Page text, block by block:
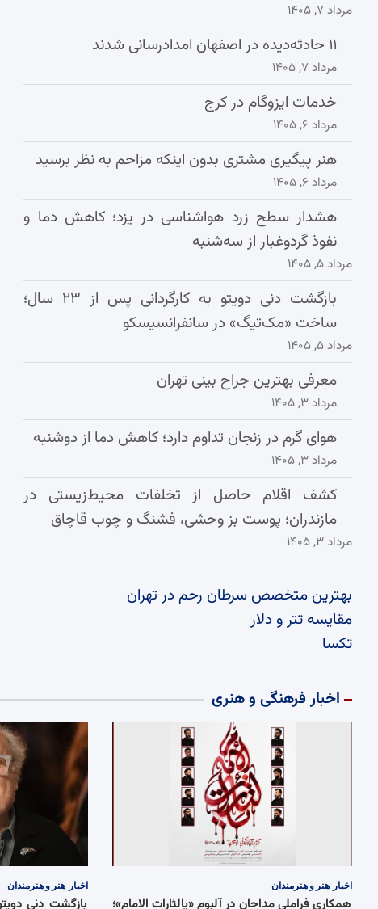
مرداد ۷, ۱۴۰۵
۱۱ حادثه‌دیده در اصفهان امدادرسانی شدند
مرداد ۷, ۱۴۰۵
خدمات ایزوگام در کرج
مرداد ۶, ۱۴۰۵
هنر پیگیری مشتری بدون اینکه مزاحم به نظر برسید
مرداد ۶, ۱۴۰۵
هشدار سطح زرد هواشناسی در یزد؛ کاهش دما و
نفوذ گردوغبار از سه‌شنبه
مرداد ۵, ۱۴۰۵
بازگشت دنی دویتو به کارگردانی پس از ۲۳ سال؛
ساخت «مک‌تیگ» در سانفرانسیسکو
مرداد ۵, ۱۴۰۵
معرفی بهترین جراح بینی تهران
مرداد ۳, ۱۴۰۵
هوای گرم در زنجان تداوم دارد؛ کاهش دما از دوشنبه
مرداد ۳, ۱۴۰۵
کشف اقلام حاصل از تخلفات محیط‌زیستی در
مازندران؛ پوست بز وحشی، فشنگ و چوب قاچاق
مرداد ۳, ۱۴۰۵
بهترین متخصص سرطان رحم در تهران
مقایسه تتر و دلار
تکسا
اخبار فرهنگی و هنری
اخبار هنر و هنرمندان
همکاری فراملی مداحان در آلبوم «یالثارات الامام»؛
اخبار هنر و هنرمندان